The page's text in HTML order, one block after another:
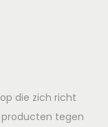
die zich richt
tegen